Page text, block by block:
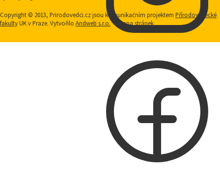
Copyright © 2013, Prirodovedci.cz jsou komunikačním projektem Přírodovědecké
fakultyUK v Praze. Vytvořilo Andweb s.r.o. Mapa stránek